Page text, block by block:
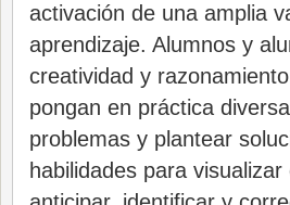
activación de una amplia
aprendizaje. Alumnos y
creatividad y
pongan en práctica
problemas y plantear
habilidades para